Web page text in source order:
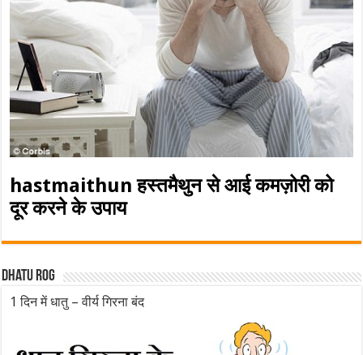
hastmaithun हस्तमैथुन से आई कमज़ोरी को
दूर करने के उपाय
Dhatu rog
1 दिन में धातु – वीर्य गिरना बंद